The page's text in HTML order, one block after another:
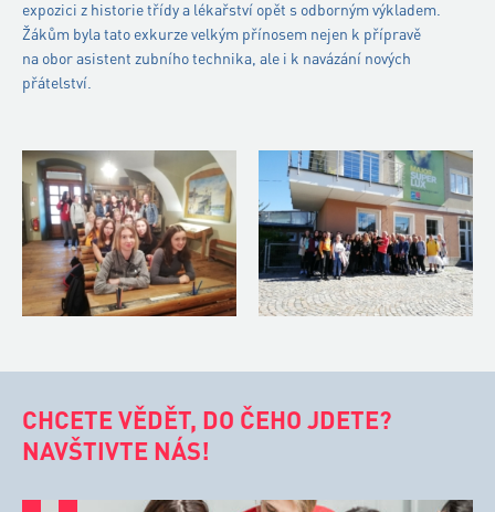
expozici z historie třídy a lékařství opět s odborným výkladem.
Žákům byla tato exkurze velkým přínosem nejen k přípravě
na obor asistent zubního technika, ale i k navázání nových
přátelství.
CHCETE VĚDĚT, DO ČEHO JDETE?
NAVŠTIVTE NÁS!